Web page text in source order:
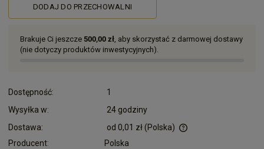
DODAJ DO PRZECHOWALNI
Brakuje Ci jeszcze 500,00 zł, aby skorzystać z darmowej dostawy
(nie dotyczy produktów inwestycyjnych).
Dostępność:
1
Wysyłka w:
24 godziny
Dostawa:
od 0,01 zł(Polska)
Producent: Polska